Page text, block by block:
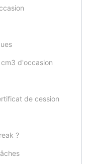
d'occasion
de cession
?